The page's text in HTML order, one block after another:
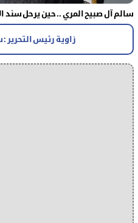
سالم آل صبيح المري .. حين يرحل سند
زاوية رئيس التحرير